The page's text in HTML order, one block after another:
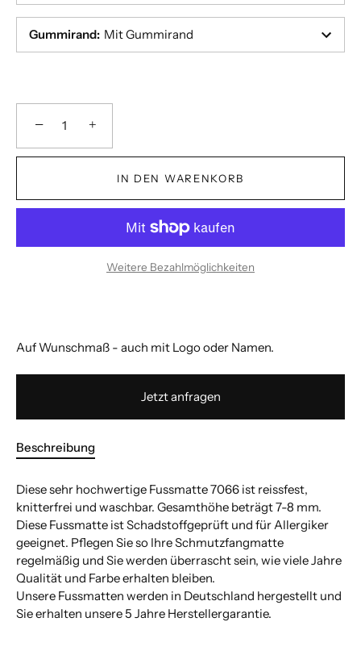
Gummirand: Mit Gummirand
− +
IN DEN WARENKORB
Weitere Bezahlmöglichkeiten
Auf Wunschmaß - auch mit Logo oder Namen.
Jetzt anfragen
Beschreibung
Diese sehr hochwertige Fussmatte 7066 ist reissfest,
knitterfrei und waschbar. Gesamthöhe beträgt 7-8 mm.
Diese Fussmatte ist Schadstoffgeprüft und für Allergiker
geeignet. Pflegen Sie so Ihre Schmutzfangmatte
regelmäßig und Sie werden überrascht sein, wie viele Jahre
Qualität und Farbe erhalten bleiben.
Unsere Fussmatten werden in Deutschland hergestellt und
Sie erhalten unsere 5 Jahre Herstellergarantie.